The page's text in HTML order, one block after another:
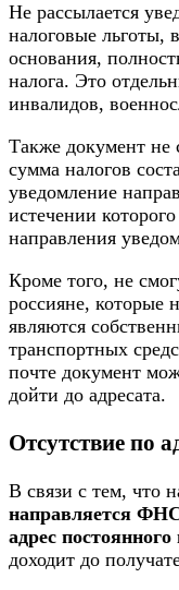
Не рассылается
налоговые льготы,
основания,
налога. Это
инвалидов,
Также документ не
сумма налогов
уведомление
истечении
направления
Кроме того, не
россияне,
являются
транспортных
почте документ
дойти до адресата.
Отсутствие по
В связи с тем, что
направляется
адрес
доходит до